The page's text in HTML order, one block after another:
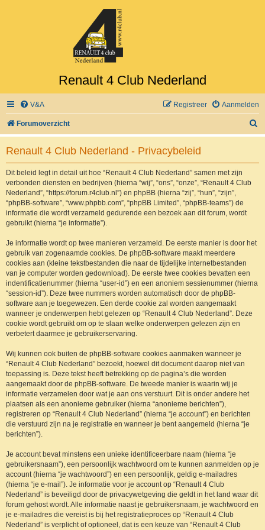
Renault 4 Club Nederland
V&A Aanmelden
Registreer
Forumoverzicht
o
Renault 4 Club Nederland - Privacybeleid
Dit beleid legt in detail uit hoe “Renault 4 Club Nederland” samen met zijn
verbonden diensten en bedrijven (hierna “wij”, “ons”, “onze”, “Renault 4 Club
Nederland”, “https://forum.r4club.nl”) en phpBB (hierna “zij”, “hun”, “zijn”,
“phpBB-software”, “www.phpbb.com”, “phpBB Limited”, “phpBB-teams”) de
informatie die wordt verzameld gedurende een bezoek aan dit forum, wordt
gebruikt (hierna “je informatie”).
Je informatie wordt op twee manieren verzameld. De eerste manier is door het
gebruik van zogenaamde cookies. De phpBB-software maakt meerdere
cookies aan (kleine tekstbestanden die naar de tijdelijke internetbestanden
van je computer worden gedownload). De eerste twee cookies bevatten een
indentificatienummer (hierna “user-id”) en een anoniem sessienummer (hierna
“session-id”). Deze twee nummers worden automatisch door de phpBB-
software aan je toegewezen. Een derde cookie zal worden aangemaakt
wanneer je onderwerpen hebt gelezen op “Renault 4 Club Nederland”. Deze
cookie wordt gebruikt om op te slaan welke onderwerpen gelezen zijn en
verbetert daarmee je gebruikerservaring.
Wij kunnen ook buiten de phpBB-software cookies aanmaken wanneer je
“Renault 4 Club Nederland” bezoekt, hoewel dit document daarop niet van
toepassing is. Deze tekst heeft betrekking op de pagina’s die worden
aangemaakt door de phpBB-software. De tweede manier is waarin wij je
informatie verzamelen door wat je aan ons verstuurt. Dit is onder andere het
plaatsen als een anonieme gebruiker (hierna “anonieme berichten”),
registreren op “Renault 4 Club Nederland” (hierna “je account”) en berichten
die verstuurd zijn na je registratie en wanneer je bent aangemeld (hierna “je
berichten”).
Je account bevat minstens een unieke identificeerbare naam (hierna “je
gebruikersnaam”), een persoonlijk wachtwoord om te kunnen aanmelden op je
account (hierna “je wachtwoord”) en een persoonlijk, geldig e-mailadres
(hierna “je e-mail”). Je informatie voor je account op “Renault 4 Club
Nederland” is beveiligd door de privacywetgeving die geldt in het land waar dit
forum gehost wordt. Alle informatie naast je gebruikersnaam, je wachtwoord en
je e-mailadres die vereist is bij het registratieproces op “Renault 4 Club
Nederland” is verplicht of optioneel, dat is een keuze van “Renault 4 Club